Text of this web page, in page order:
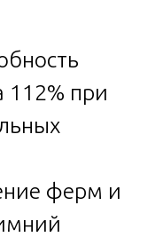
112% при
ферм и